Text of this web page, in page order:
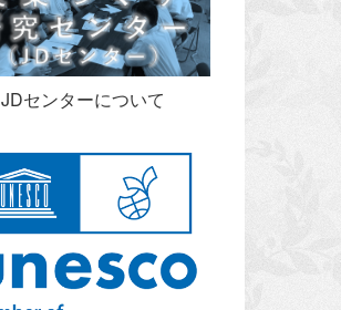
JDセンターについて